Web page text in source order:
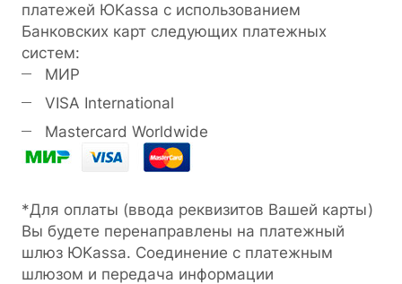
платежей ЮKassa с использованием
Банковских карт следующих платежных
систем:
МИР
VISA International
Mastercard Worldwide
*Для оплаты (ввода реквизитов Вашей карты)
Вы будете перенаправлены на платежный
шлюз ЮKassa. Соединение с платежным
шлюзом и передача информации